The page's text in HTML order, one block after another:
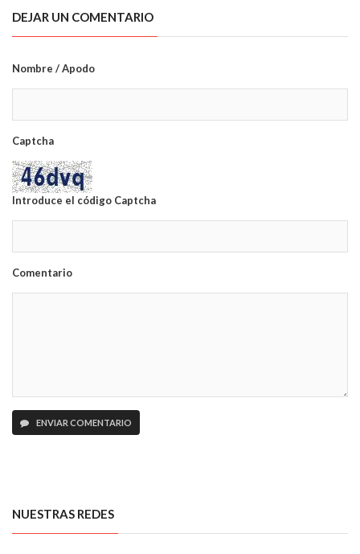
DEJAR UN COMENTARIO
Nombre / Apodo
Captcha
Introduce el código Captcha
Comentario
ENVIAR COMENTARIO
NUESTRAS REDES